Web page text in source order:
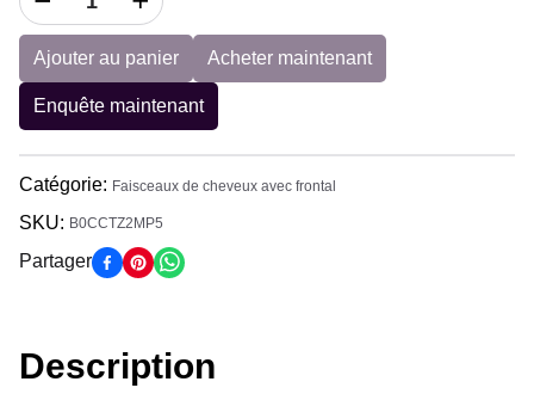
Ajouter au panier Acheter maintenant
Enquête maintenant
Catégorie: Faisceaux de cheveux avec frontal
SKU: B0CCTZ2MP5
Partager
Description